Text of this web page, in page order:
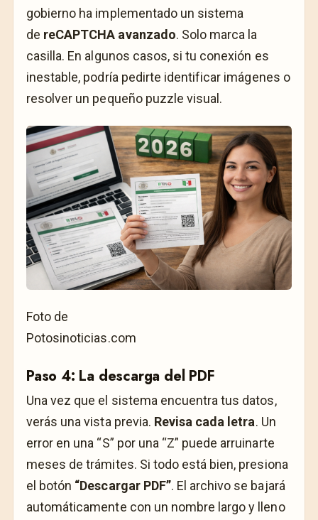
gobierno ha implementado un sistema
de reCAPTCHA avanzado. Solo marca la
casilla. En algunos casos, si tu conexión es
inestable, podría pedirte identificar imágenes o
resolver un pequeño puzzle visual.
Foto de
Potosinoticias.com
Paso 4: La descarga del PDF
Una vez que el sistema encuentra tus datos,
verás una vista previa. Revisa cada letra. Un
error en una “S” por una “Z” puede arruinarte
meses de trámites. Si todo está bien, presiona
el botón “Descargar PDF”. El archivo se bajará
automáticamente con un nombre largo y lleno